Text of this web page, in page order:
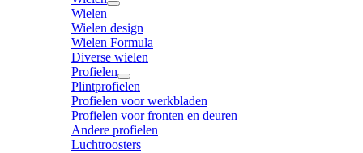
Wielen
Wielen design
Wielen Formula
Diverse wielen
Profielen
Plintprofielen
Profielen voor werkbladen
Profielen voor fronten en deuren
Andere profielen
Luchtroosters